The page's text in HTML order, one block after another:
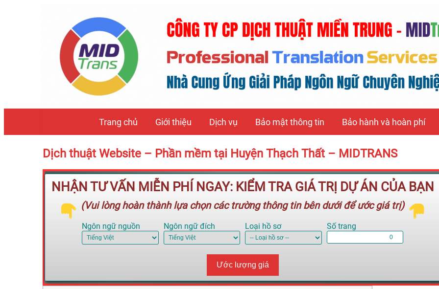
Trang chủ Giới thiệu Dịch vụ Bảo mật thông tin Bảo hành và hoàn phí
Dịch thuật Website – Phần mềm tại Huyện Thạch Thất – MIDTRANS
NHẬN TƯ VẤN MIỄN PHÍ NGAY: KIỂM TRA GIÁ TRỊ DỰ ÁN CỦA BẠN
(Vui lòng hoàn thành lựa chọn các trường thông tin bên dưới để ước giá trị)
Ngôn ngữ nguồn Ngôn ngữ đích Loại hồ sơ Số trang
Ước lượng giá